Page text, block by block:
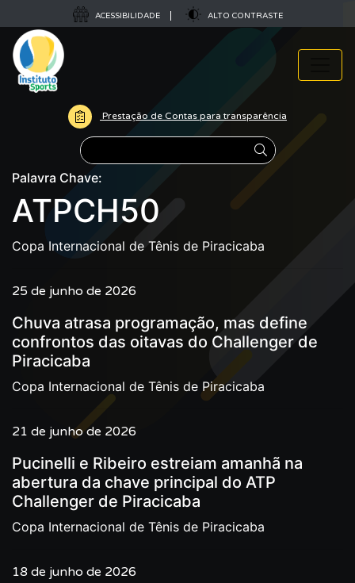
ACESSIBILIDADE ALTO CONTRASTE
Prestação de Contas para transparência
Pesquisar
Palavra Chave:
ATPCH50
Copa Internacional de Tênis de Piracicaba
25 de junho de 2026
Chuva atrasa programação, mas define
confrontos das oitavas do Challenger de
Piracicaba
Copa Internacional de Tênis de Piracicaba
21 de junho de 2026
Pucinelli e Ribeiro estreiam amanhã na
abertura da chave principal do ATP
Challenger de Piracicaba
Copa Internacional de Tênis de Piracicaba
18 de junho de 2026